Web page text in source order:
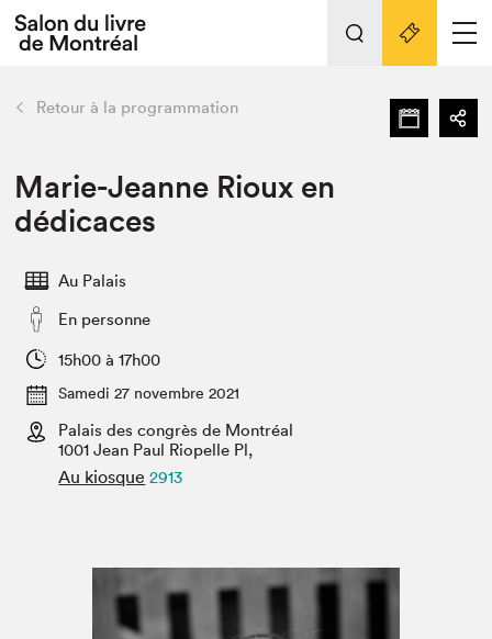
Espace exposant⋅e⋅s
Espace enseignant·e·s
L'événement
Préparer sa visite au Salon
SLM PRO
retour Nos activités
Préparer sa visite
Salon au Palais
Salon dans la ville et en ligne
Projets partenaires
Liens pratiques
Retour à la programmation
Marie-Jeanne Rioux en
dédicaces
Au Palais
En personne
15h00 à 17h00
Samedi 27 novembre 2021
Palais des congrès de Montréal
1001 Jean Paul Riopelle Pl,
Au kiosque 2913